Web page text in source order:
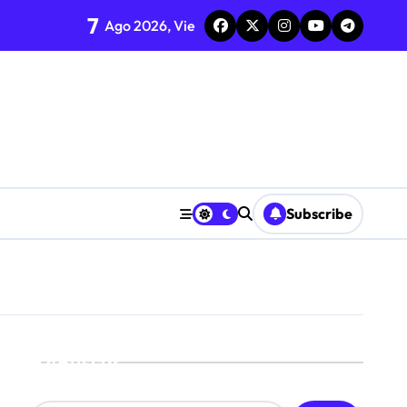
semana
7 Ago 2026, Vie
Subscribe
Buscar